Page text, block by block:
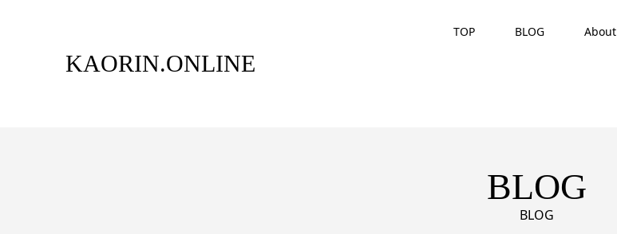
KAORIN.ONLINE
TOP BLOG About
BLOG
BLOG